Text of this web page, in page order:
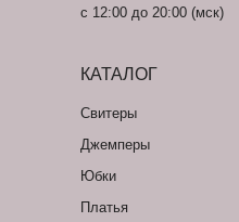
с 12:00 до 20:00 (мск)
КАТАЛОГ
Свитеры
Джемперы
Платья
Юбки